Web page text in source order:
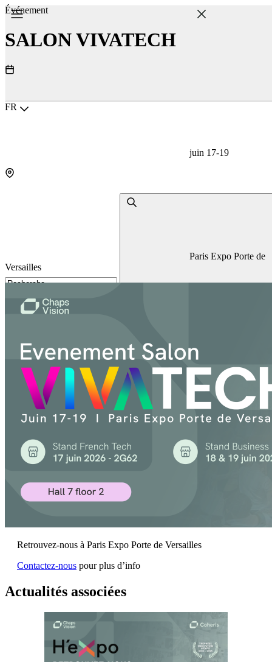
Choisir la langue
FR
Événement
SALON VIVATECH
juin 17-19
Paris Expo Porte de
Versailles
Retrouvez-nous à Paris Expo Porte de Versailles
Contactez-nous pour plus d’info
Actualités associées